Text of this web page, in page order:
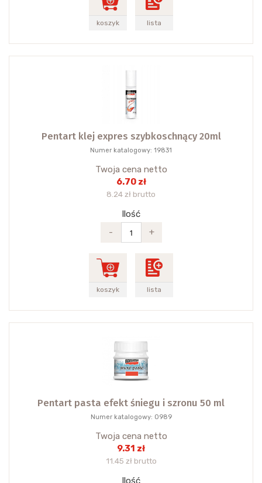
koszyk lista
Pentart klej expres szybkoschnący 20ml
Numer katalogowy: 19831
Twoja cena netto
6.70 zł
8.24 zł brutto
Ilość
-
+
koszyk lista
Pentart pasta efekt śniegu i szronu 50 ml
Numer katalogowy: 0989
Twoja cena netto
9.31 zł
11.45 zł brutto
Ilość